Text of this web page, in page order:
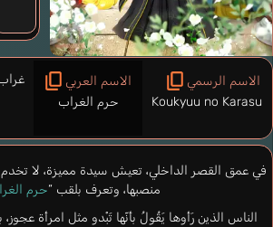
في عمق القصر الداخلي، تعيش سيدة مميزة، لا تخدم
منصبها، وتعرف بلقب “حرم
الناس الذين رَأوها يَقُولُ بأنّها تَبْدو مثل امرأة عجوز،
الاسم الرسمي
Koukyuu no Karasu
الاسم العربي
حرم الغراب